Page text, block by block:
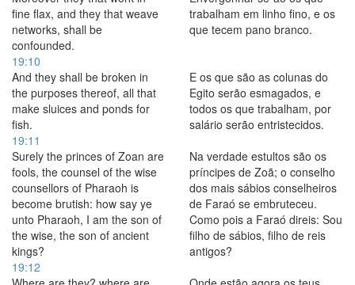
fine flax, and they that weave
networks, shall be
confounded.
trabalham em linho fino, e os
que tecem pano branco.
19:10
And they shall be broken in
the purposes thereof, all that
make sluices and ponds for
fish.
E os que são as colunas do
Egito serão esmagados, e
todos os que trabalham, por
salário serão entristecidos.
19:11
Surely the princes of Zoan are
fools, the counsel of the wise
counsellors of Pharaoh is
become brutish: how say ye
unto Pharaoh, I am the son of
the wise, the son of ancient
kings?
Na verdade estultos são os
príncipes de Zoã; o conselho
dos mais sábios conselheiros
de Faraó se embruteceu.
Como pois a Faraó direis: Sou
filho de sábios, filho de reis
antigos?
19:12